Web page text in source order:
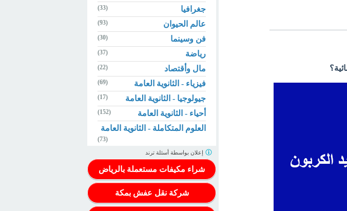
جغرافيا (33)
عالم الحيوان (93)
فن وسينما (30)
رياضة (37)
مال وأقتصاد (22)
فيزياء - الثانوية العامة (69)
جيولوجيا - الثانوية العامة (17)
أحياء - الثانوية العامة (152)
العلوم المتكاملة - الثانوية العامة
(73)
شراء مكيفات مستعملة بالرياض
شركة نقل عفش بمكة
إعلان بواسطةأسئلة ترند